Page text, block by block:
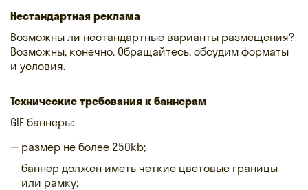
Нестандартная реклама
Возможны ли нестандартные варианты размещения?
Возможны, конечно. Обращайтесь, обсудим форматы
и условия.
Технические требования к баннерам
GIF баннеры:
размер не более 250kb;
баннер должен иметь четкие цветовые границы
или рамку;